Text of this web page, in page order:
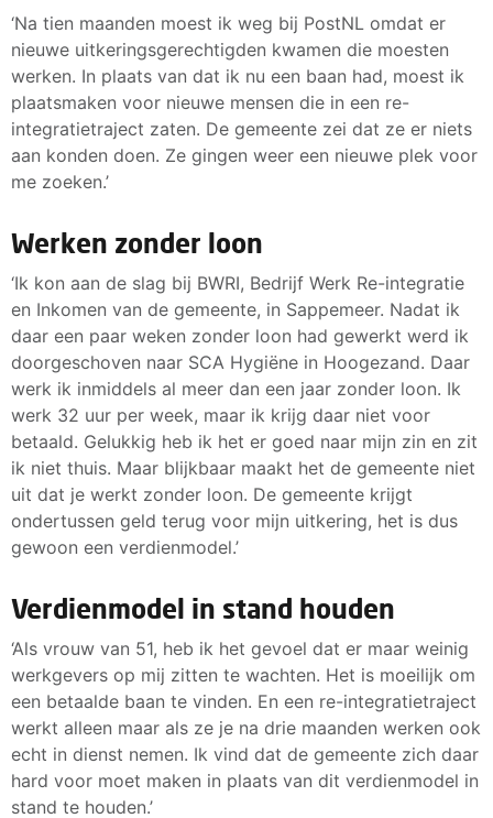
‘Na tien maanden moest ik weg bij PostNL omdat er
nieuwe uitkeringsgerechtigden kwamen die moesten
werken. In plaats van dat ik nu een baan had, moest ik
plaatsmaken voor nieuwe mensen die in een re-
integratietraject zaten. De gemeente zei dat ze er niets
aan konden doen. Ze gingen weer een nieuwe plek voor
me zoeken.’
Werken zonder loon
‘Ik kon aan de slag bij BWRI, Bedrijf Werk Re-integratie
en Inkomen van de gemeente, in Sappemeer. Nadat ik
daar een paar weken zonder loon had gewerkt werd ik
doorgeschoven naar SCA Hygiëne in Hoogezand. Daar
werk ik inmiddels al meer dan een jaar zonder loon. Ik
werk 32 uur per week, maar ik krijg daar niet voor
betaald. Gelukkig heb ik het er goed naar mijn zin en zit
ik niet thuis. Maar blijkbaar maakt het de gemeente niet
uit dat je werkt zonder loon. De gemeente krijgt
ondertussen geld terug voor mijn uitkering, het is dus
gewoon een verdienmodel.’
Verdienmodel in stand houden
‘Als vrouw van 51, heb ik het gevoel dat er maar weinig
werkgevers op mij zitten te wachten. Het is moeilijk om
een betaalde baan te vinden. En een re-integratietraject
werkt alleen maar als ze je na drie maanden werken ook
echt in dienst nemen. Ik vind dat de gemeente zich daar
hard voor moet maken in plaats van dit verdienmodel in
stand te houden.’